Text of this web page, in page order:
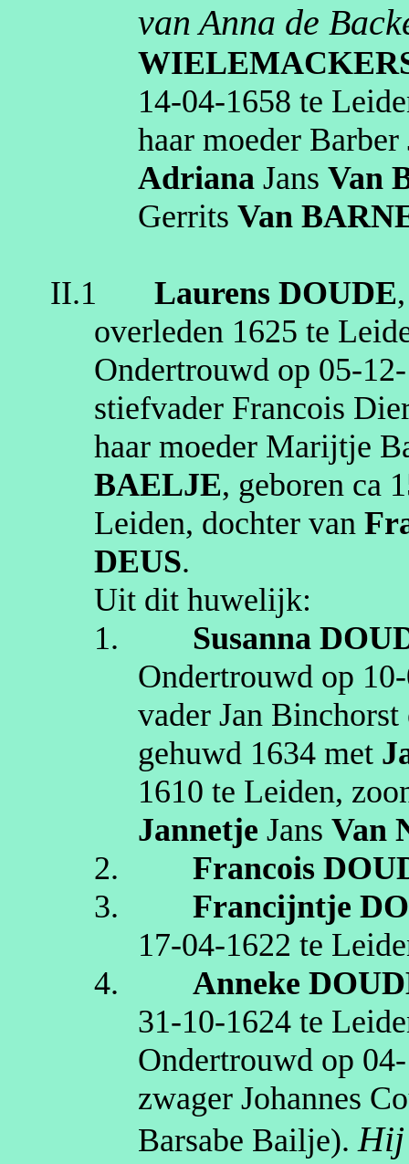
van Anna de
14‑04‑1658 te
haar moeder Barber
Adriana Jans Van
Gerrits Van
II.1 Laurens DOUDE
overleden 1625 te
Ondertrouwd op
stiefvader Francois
haar moeder Marijtje
BAELJE, geboren ca
Leiden, dochter van
DEUS.
Uit dit huwelijk:
1.
Susanna
Ondertrouwd op
vader Jan Binchorst
gehuwd 1634 met
1610 te Leiden,
Jannetje Jans Van
2.
Francois
3.
Francijntje
17‑04‑1622 te
4.
Anneke
31‑10‑1624 te
Ondertrouwd op
zwager Johannes
Barsabe Bailje).Hij